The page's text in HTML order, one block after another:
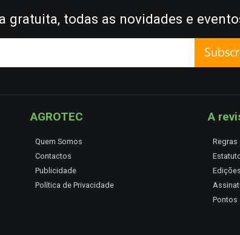
gratuita, todas as novidades e
AGROTEC
Quem Somos
Contactos
Publicidade
Política de Privacidade
A
Regras
Pontos